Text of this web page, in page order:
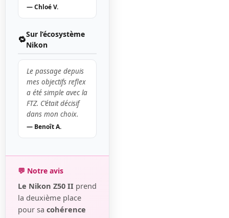
— Chloé V.
🔁Sur l’écosystème
Nikon
Le passage depuis
mes objectifs reflex
a été simple avec la
FTZ. C’était décisif
dans mon choix.
— Benoît A.
💬 Notre avis
Le Nikon Z50 II prend
la deuxième place
pour sa cohérence